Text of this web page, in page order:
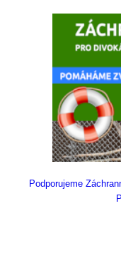
Podporujeme